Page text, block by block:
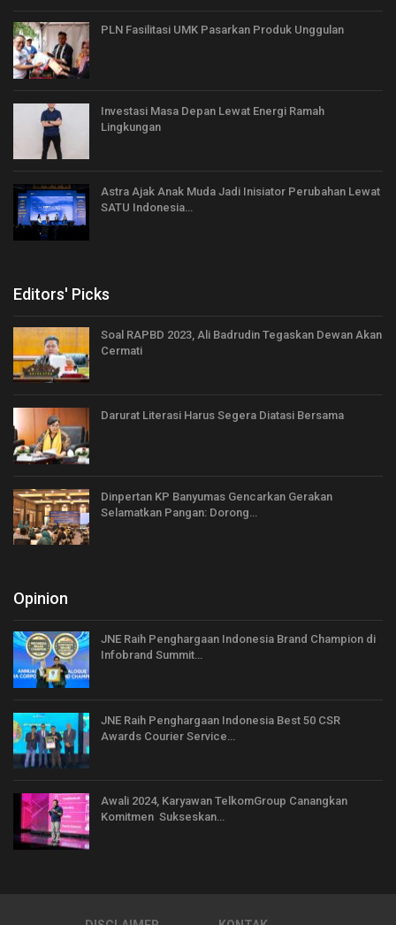
PLN Fasilitasi UMK Pasarkan Produk Unggulan
Investasi Masa Depan Lewat Energi Ramah
Lingkungan
Astra Ajak Anak Muda Jadi Inisiator Perubahan Lewat
SATU Indonesia…
Editors' Picks
Soal RAPBD 2023, Ali Badrudin Tegaskan Dewan Akan
Cermati
Darurat Literasi Harus Segera Diatasi Bersama
Dinpertan KP Banyumas Gencarkan Gerakan
Selamatkan Pangan: Dorong…
Opinion
JNE Raih Penghargaan Indonesia Brand Champion di
Infobrand Summit…
JNE Raih Penghargaan Indonesia Best 50 CSR
Awards Courier Service…
Awali 2024, Karyawan TelkomGroup Canangkan
Komitmen Sukseskan…